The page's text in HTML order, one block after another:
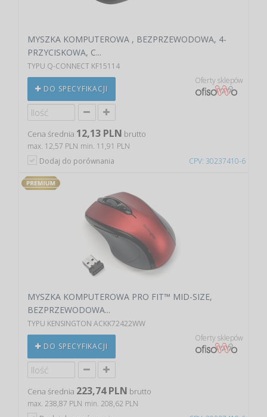
CPV: 30237410-6
MYSZKA KOMPUTEROWA , BEZPRZEWODOWA, 4-
PRZYCISKOWA, C...
TYPU Q-CONNECT KF15114
DO SPECYFIKACJI
Oferty sklepów
Cena średnia 12,13 PLN brutto
max. 12,57 PLN min. 11,91 PLN
Dodaj do porównania
MYSZKA KOMPUTEROWA PRO FIT™ MID-SIZE,
BEZPRZEWODOWA...
TYPU KENSINGTON ACKK72422WW
DO SPECYFIKACJI
Oferty sklepów
Cena średnia 223,74 PLN brutto
max. 238,87 PLN min. 208,62 PLN